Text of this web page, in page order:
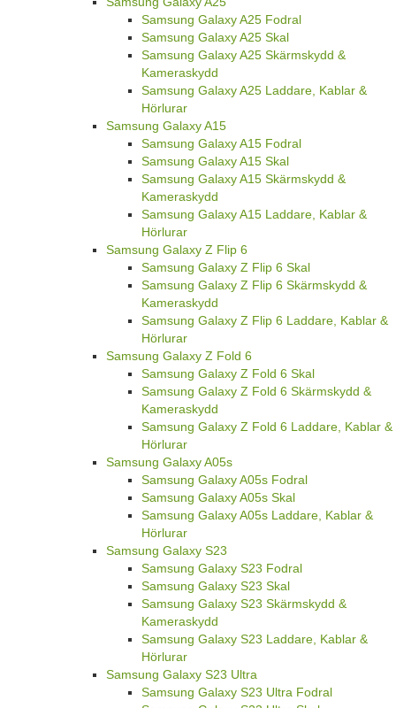
Kameraskydd
Samsung Galaxy A35 Laddare, Kablar &
Hörlurar
Samsung Galaxy A25
Samsung Galaxy A25 Fodral
Samsung Galaxy A25 Skal
Samsung Galaxy A25 Skärmskydd &
Kameraskydd
Samsung Galaxy A25 Laddare, Kablar &
Hörlurar
Samsung Galaxy A15
Samsung Galaxy A15 Fodral
Samsung Galaxy A15 Skal
Samsung Galaxy A15 Skärmskydd &
Kameraskydd
Samsung Galaxy A15 Laddare, Kablar &
Hörlurar
Samsung Galaxy Z Flip 6
Samsung Galaxy Z Flip 6 Skal
Samsung Galaxy Z Flip 6 Skärmskydd &
Kameraskydd
Samsung Galaxy Z Flip 6 Laddare, Kablar &
Hörlurar
Samsung Galaxy Z Fold 6
Samsung Galaxy Z Fold 6 Skal
Samsung Galaxy Z Fold 6 Skärmskydd &
Kameraskydd
Samsung Galaxy Z Fold 6 Laddare, Kablar &
Hörlurar
Samsung Galaxy A05s
Samsung Galaxy A05s Fodral
Samsung Galaxy A05s Skal
Samsung Galaxy A05s Laddare, Kablar &
Hörlurar
Samsung Galaxy S23
Samsung Galaxy S23 Fodral
Samsung Galaxy S23 Skal
Samsung Galaxy S23 Skärmskydd &
Kameraskydd
Samsung Galaxy S23 Laddare, Kablar &